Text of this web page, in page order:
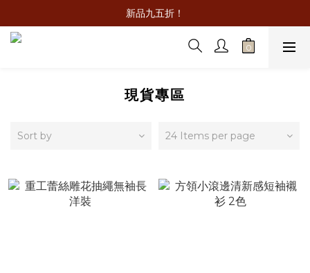
新品九五折！
現貨專區
Sort by 24 Items per page